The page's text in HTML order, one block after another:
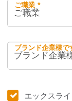
ご職業 *
ブランド企業様で
エックスラ